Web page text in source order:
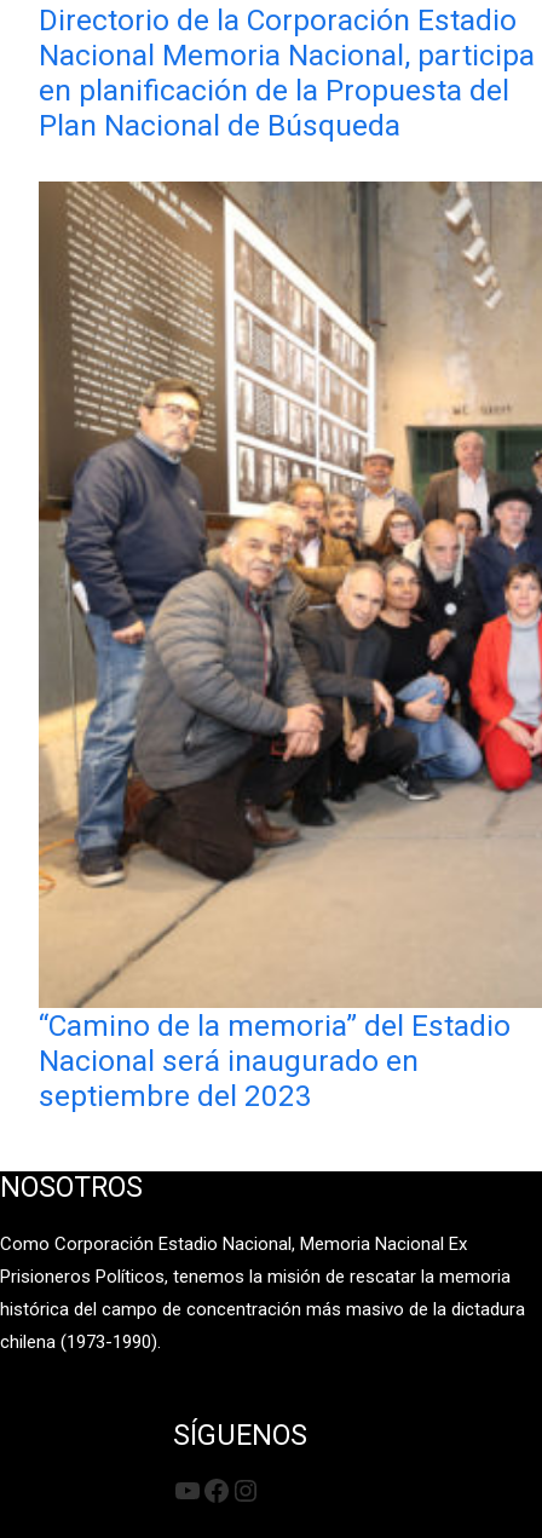
Directorio de la Corporación Estadio
Nacional Memoria Nacional, participa
en planificación de la Propuesta del
Plan Nacional de Búsqueda
“Camino de la memoria” del Estadio
Nacional será inaugurado en
septiembre del 2023
NOSOTROS
Como Corporación Estadio Nacional, Memoria Nacional Ex
Prisioneros Políticos, tenemos la misión de rescatar la memoria
histórica del campo de concentración más masivo de la dictadura
chilena (1973-1990).
SÍGUENOS
YouTube
Facebook
Instagram